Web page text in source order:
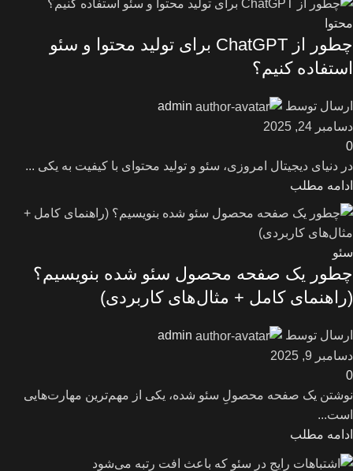
محتوا
چطور از ChatGPT برای تولید محتوا و سئو
استفاده کنیم؟
ارسال توسط
admin
دسامبر 24, 2025
0
در دنیای دیجیتال امروزی، سئو و تولید محتوای با کیفیت به یکی ...
ادامه مطلب
سئو
چطور یک صفحه محصول سئو شده بنویسیم؟
(راهنمای کامل + مثال‌های کاربردی)
ارسال توسط
admin
دسامبر 9, 2025
0
نوشتن یک صفحه محصولِ سئو شده، یکی از مهم‌ترین مهارت‌هایی
است...
ادامه مطلب